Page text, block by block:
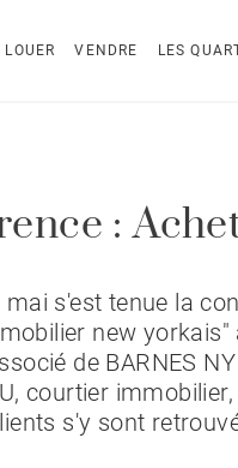
LOUER VENDRE LES
:
mai s'est tenue la
new yorkais"
de BARNES
courtier
s'y sont